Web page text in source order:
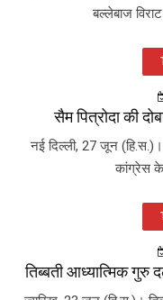
बल्लेबाज
सैम पित्रोदा की
नई दिल्ली, 27 जून
कांग्रेस
तिब्बती आध्यात्मिक गुरु